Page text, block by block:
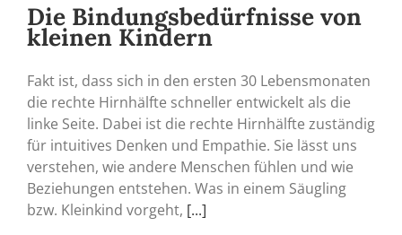
Die Bindungsbedürfnisse von
kleinen Kindern
Fakt ist, dass sich in den ersten 30 Lebensmonaten
die rechte Hirnhälfte schneller entwickelt als die
linke Seite. Dabei ist die rechte Hirnhälfte zuständig
für intuitives Denken und Empathie. Sie lässt uns
verstehen, wie andere Menschen fühlen und wie
Beziehungen entstehen. Was in einem Säugling
bzw. Kleinkind vorgeht, [...]